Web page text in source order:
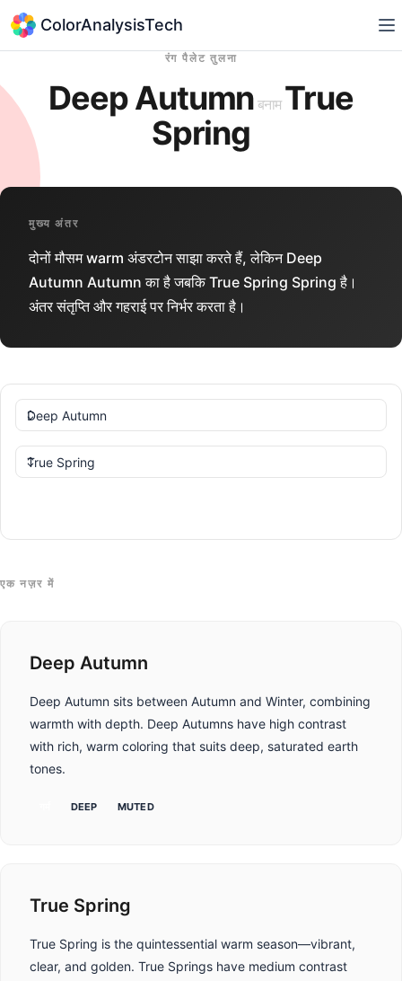
ColorAnalysisTech
रंग पैलेट तुलना
Deep Autumn बनाम True
Spring
मुख्य अंतर
दोनों मौसम warm अंडरटोन साझा करते हैं, लेकिन Deep
Autumn Autumn का है जबकि True Spring Spring है।
अंतर संतृप्ति और गहराई पर निर्भर करता है।
एक नज़र में
Deep Autumn
Deep Autumn sits between Autumn and Winter, combining
warmth with depth. Deep Autumns have high contrast
with rich, warm coloring that suits deep, saturated earth
tones.
DEEP MUTED
True Spring
True Spring is the quintessential warm season—vibrant,
clear, and golden. True Springs have medium contrast